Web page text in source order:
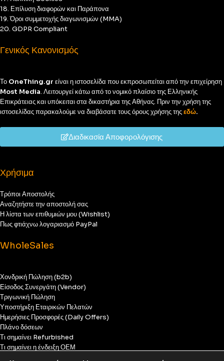
18. Επίλυση διαφορών και Παράπονα
19. Όροι συμμετοχής διαγωνισμών (MMA)
20. GDPR Compliant
Γενικός Κανονισμός
Το OneThing.gr είναι η ιστοσελίδα που εκπροσωπείται από την επιχείρηση
Most Media. Λειτουργεί κάτω από το νομικό πλαίσιο της Ελληνικής
Επικράτειας και υπόκειται στα δικαστήρια της Αθήνας. Πριν την χρήση της
ιστοσελίδας παρακαλούμε να διαβάσατε τους όρους χρήσης τηςεδώ.
Διαδικασία Αποφορολόγισης
Χρήσιμα
Τρόποι Αποστολής
Αναζητήστε την αποστολή σας
Η λίστα των επιθυμιών μου (Wishlist)
Πως φτιάχνω λογαριασμό PayPal
WholeSales
Χονδρική Πώληση (b2b)
Είσοδος Συνεργάτη (Vendor)
Τριγωνική Πώληση
Υποστήριξη Εταιρικών Πελατών
Ημερήσιες Προσφορές (Daily Offers)
Πλάνο δόσεων
Τι σημαίνει Refurbished
Τι σημαίνει η ένδειξη ΟΕΜ